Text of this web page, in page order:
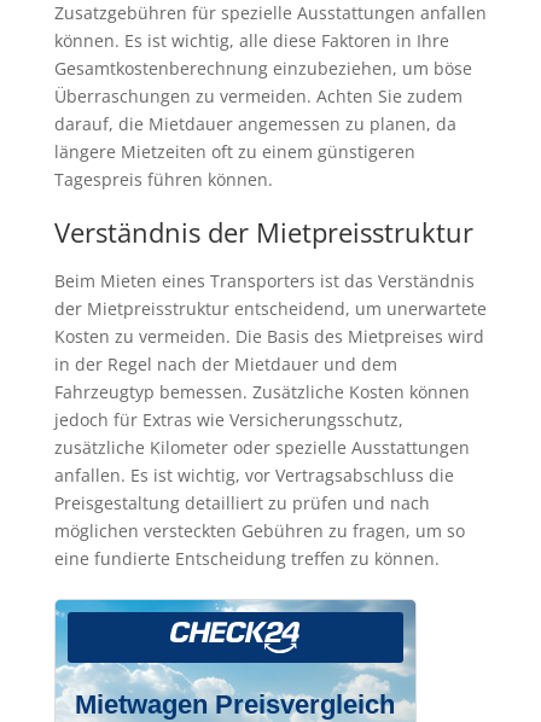
Zusatzgebühren für spezielle Ausstattungen anfallen
können. Es ist wichtig, alle diese Faktoren in Ihre
Gesamtkostenberechnung einzubeziehen, um böse
Überraschungen zu vermeiden. Achten Sie zudem
darauf, die Mietdauer angemessen zu planen, da
längere Mietzeiten oft zu einem günstigeren
Tagespreis führen können.
Verständnis der Mietpreisstruktur
Beim Mieten eines Transporters ist das Verständnis
der Mietpreisstruktur entscheidend, um unerwartete
Kosten zu vermeiden. Die Basis des Mietpreises wird
in der Regel nach der Mietdauer und dem
Fahrzeugtyp bemessen. Zusätzliche Kosten können
jedoch für Extras wie Versicherungsschutz,
zusätzliche Kilometer oder spezielle Ausstattungen
anfallen. Es ist wichtig, vor Vertragsabschluss die
Preisgestaltung detailliert zu prüfen und nach
möglichen versteckten Gebühren zu fragen, um so
eine fundierte Entscheidung treffen zu können.
Mietwagen Preisvergleich